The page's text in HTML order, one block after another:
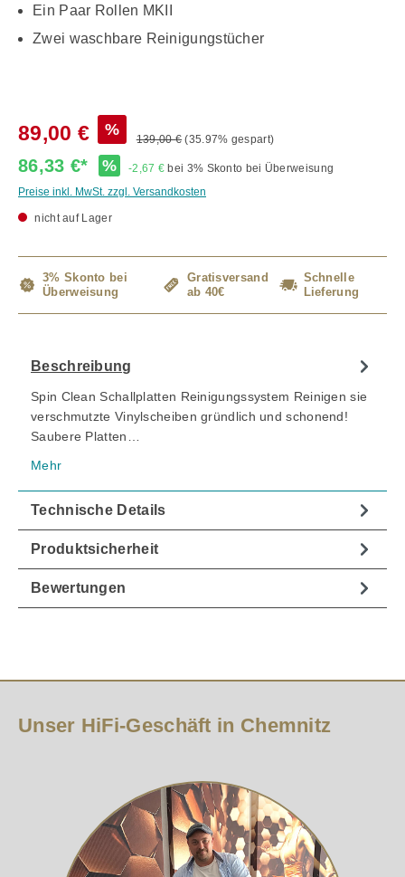
Ein Paar Rollen MKII
Zwei waschbare Reinigungstücher
89,00 € %
139,00 € (35.97% gespart)
86,33 €* % -2,67 € bei 3% Skonto bei Überweisung
Preise inkl. MwSt. zzgl. Versandkosten
nicht auf Lager
3% Skonto bei
Überweisung
Gratisversand
ab 40€
Schnelle
Lieferung
Beschreibung
Spin Clean Schallplatten Reinigungssystem Reinigen sie
verschmutzte Vinylscheiben gründlich und schonend!
Saubere Platten…
Mehr
Technische Details
Produktsicherheit
Bewertungen
Unser HiFi-Geschäft in Chemnitz